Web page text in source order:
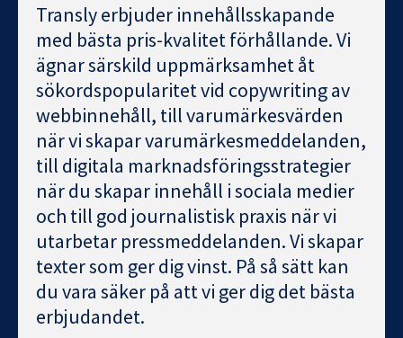
Transly erbjuder innehållsskapande
med bästa pris-kvalitet förhållande. Vi
ägnar särskild uppmärksamhet åt
sökordspopularitet vid copywriting av
webbinnehåll, till varumärkesvärden
när vi skapar varumärkesmeddelanden,
till digitala marknadsföringsstrategier
när du skapar innehåll i sociala medier
och till god journalistisk praxis när vi
utarbetar pressmeddelanden. Vi skapar
texter som ger dig vinst. På så sätt kan
du vara säker på att vi ger dig det bästa
erbjudandet.